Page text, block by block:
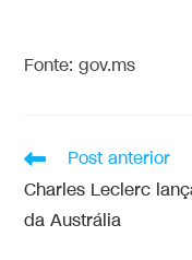
Fonte: gov.ms
Post anterior
Charles Leclerc
da Austrália